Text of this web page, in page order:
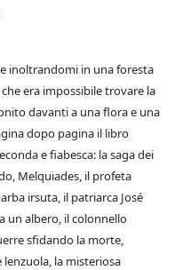
inoltrandomi in una foresta
era impossibile trovare la
davanti a una flora e una
dopo pagina il libro
e fiabesca: la saga dei
Melquiades, il profeta
irsuta, il patriarca José
un albero, il colonnello
sfidando la morte,
lenzuola, la misteriosa